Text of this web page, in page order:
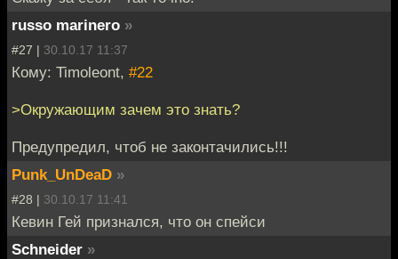
russo marinero »
#27 | 30.10.17 11:37
Кому: Timoleont, #22
>Окружающим зачем это знать?
Предупредил, чтоб не законтачились!!!
Punk_UnDeaD »
#28 | 30.10.17 11:41
Кевин Гей признался, что он cпейси
Schneider »